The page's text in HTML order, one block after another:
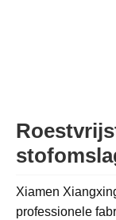
Xiamen
professionele